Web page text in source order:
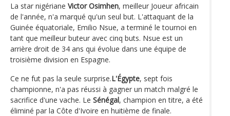
La star nigériane Victor Osimhen, meilleur Joueur africain
de l'année, n'a marqué qu'un seul but. L'attaquant de la
Guinée équatoriale, Emilio Nsue, a terminé le tournoi en
tant que meilleur buteur avec cinq buts. Nsue est un
arrière droit de 34 ans qui évolue dans une équipe de
troisième division en Espagne.
Ce ne fut pas la seule surprise.L'Égypte, sept fois
championne, n'a pas réussi à gagner un match malgré le
sacrifice d'une vache. Le Sénégal, champion en titre, a été
éliminé par la Côte d'Ivoire en huitième de finale.